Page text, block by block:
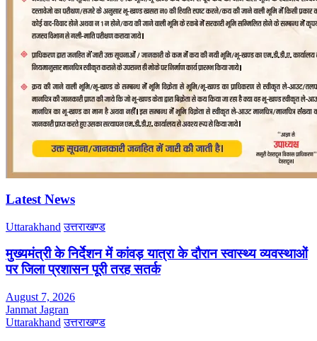
Latest News
Uttarakhand उत्तराखण्ड
मुख्यमंत्री के निर्देशन में कांवड़ यात्रा के दौरान स्वास्थ्य व्यवस्थाओं
पर जिला प्रशासन पूरी तरह सतर्क
August 7, 2026
Janmat Jagran
Uttarakhand उत्तराखण्ड